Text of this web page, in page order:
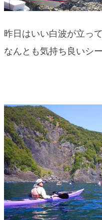
昨日はいい白波が立っ
なんとも気持ち良いシ